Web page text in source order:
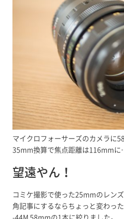
マイクロフォーサーズのカメラに
35mm換算で焦点距離は116mm
望遠やん！
コミケ撮影で使った25mmのレン
角記事にするならちょっと変わっ
-44M 58mmの1本に絞りました。